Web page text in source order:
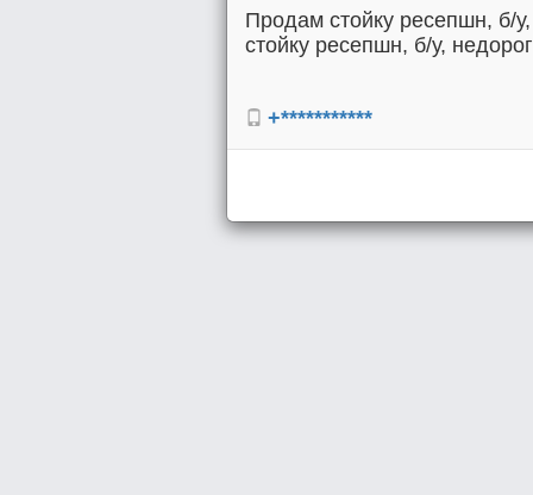
Продам стойку ресепшн, б/
стойку ресепшн, б/у,
+***********